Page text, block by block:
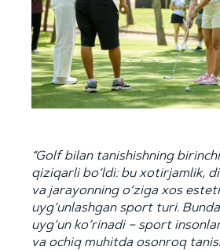
“Golf bilan tanishishning
qiziqarli bo‘ldi: bu xotirjamlik,
va jarayonning o‘ziga xos
uyg‘unlashgan sport turi.
uyg‘un ko‘rinadi – sport
va ochiq muhitda osonroq